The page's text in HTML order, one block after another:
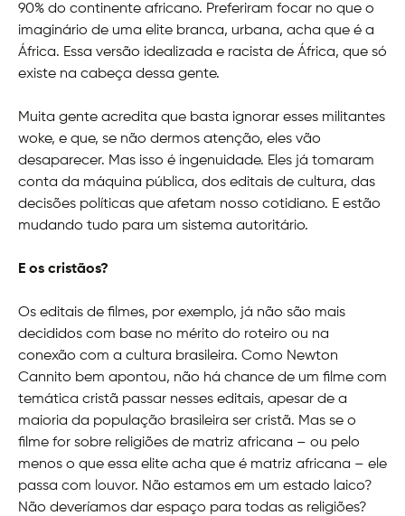
90% do continente africano. Preferiram focar no que o
imaginário de uma elite branca, urbana, acha que é a
África. Essa versão idealizada e racista de África, que só
existe na cabeça dessa gente.
Muita gente acredita que basta ignorar esses militantes
woke, e que, se não dermos atenção, eles vão
desaparecer. Mas isso é ingenuidade. Eles já tomaram
conta da máquina pública, dos editais de cultura, das
decisões políticas que afetam nosso cotidiano. E estão
mudando tudo para um sistema autoritário.
E os cristãos?
Os editais de filmes, por exemplo, já não são mais
decididos com base no mérito do roteiro ou na
conexão com a cultura brasileira. Como Newton
Cannito bem apontou, não há chance de um filme com
temática cristã passar nesses editais, apesar de a
maioria da população brasileira ser cristã. Mas se o
filme for sobre religiões de matriz africana – ou pelo
menos o que essa elite acha que é matriz africana – ele
passa com louvor. Não estamos em um estado laico?
Não deveríamos dar espaço para todas as religiões?